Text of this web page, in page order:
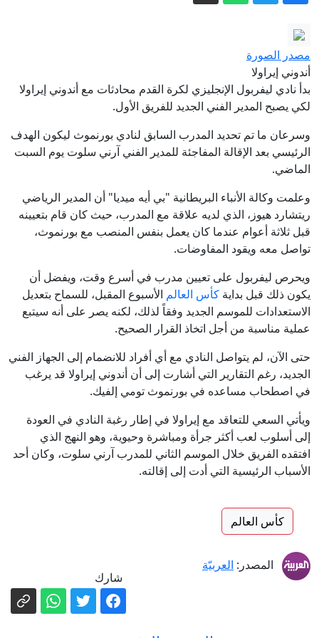
مدفيديف: الغرب استخدم جورجيا كأداة ضد
روسيا
عاجل. - رغم تقدم مفاوضات عُمان..
الحرس الثوري يحسم مصير هرمز: لن يُفتح
تقلق واشنطن من نماذج الصين؟
إيران مباشر.. الحرس الثوري يشترط لفتح
هرمز والكشف عن مخطط لإدخال قوات
مصدر الصورة
أندوني إيراولا
بدأ نادي ليفربول الإنجليزي لكرة القدم محادثات مع أندوني إيراولا
لكي يصبح المدير الفني الجديد للفريق الأول.
وسرعان ما تم تحديد المدرب السابق لنادي بورنموث ليكون الهدف
الرئيسي بعد الإقالة المفاجئة للمدير الفني آرني سلوت يوم السبت
الماضي.
وعلمت وكالة الأنباء البريطانية "بي أيه ميديا" أن المدير الرياضي
ريتشارد هيوز، الذي لديه علاقة مع المدرب، حيث كان قام بتعيينه
قبل ثلاثة أعوام عندما كان يعمل بنفس المنصب مع بورنموث،
تواصل معه ويقود المفاوضات.
ويحرص ليفربول على تعيين مدرب في أسرع وقت، ويفضل أن
يكون ذلك قبل بداية كأس العالم الأسبوع المقبل، للسماح بتعديل
الاستعدادات للموسم الجديد وفقاً لذلك، لكنه يصر على أنه سيتبع
عملية مناسبة من أجل اتخاذ القرار الصحيح.
حتى الآن، لم يتواصل النادي مع أي أفراد للانضمام إلى الجهاز الفني
الجديد، رغم التقارير التي أشارت إلى أن أندوني إيراولا قد يرغب
في اصطحاب مساعده في بورنموث تومي إلفيك.
ويأتي السعي للتعاقد مع إيراولا في إطار رغبة النادي في العودة
إلى أسلوب لعب أكثر جرأة ومباشرة وحيوية، وهو النهج الذي
افتقده الفريق خلال الموسم الثاني للمدرب آرني سلوت، وكان أحد
الأسباب الرئيسية التي أدت إلى إقالته.
كأس العالم
المصدر: العربيّة
شارك